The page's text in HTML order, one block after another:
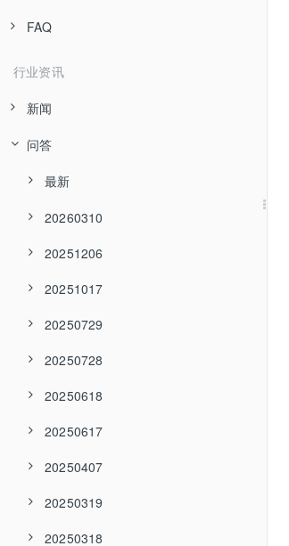
FAQ
行业资讯
新闻
问答
最新
20260310
20251206
20251017
20250729
20250728
20250618
20250617
20250407
20250319
20250318